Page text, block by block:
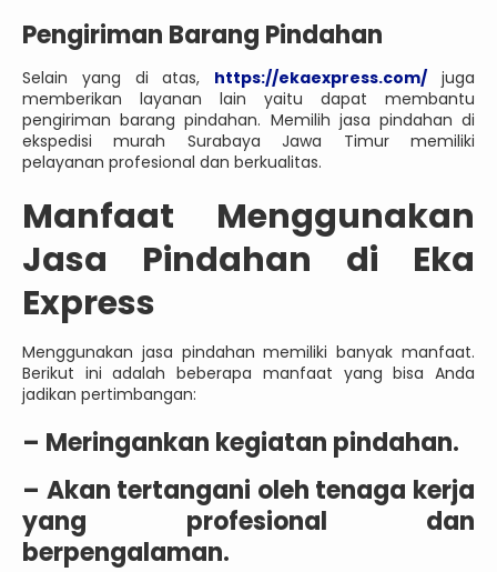
Pengiriman Barang Pindahan
Selain yang di atas, https://ekaexpress.com/
juga
memberikan layanan lain yaitu dapat membantu
pengiriman barang pindahan. Memilih jasa pindahan di
ekspedisi murah Surabaya Jawa Timur memiliki
pelayanan profesional dan berkualitas.
Manfaat Menggunakan
Jasa Pindahan di Eka
Express
Menggunakan jasa pindahan memiliki banyak manfaat.
Berikut ini adalah beberapa manfaat yang bisa Anda
jadikan pertimbangan:
– Meringankan kegiatan pindahan.
– Akan tertangani oleh tenaga kerja
yang profesional dan
berpengalaman.